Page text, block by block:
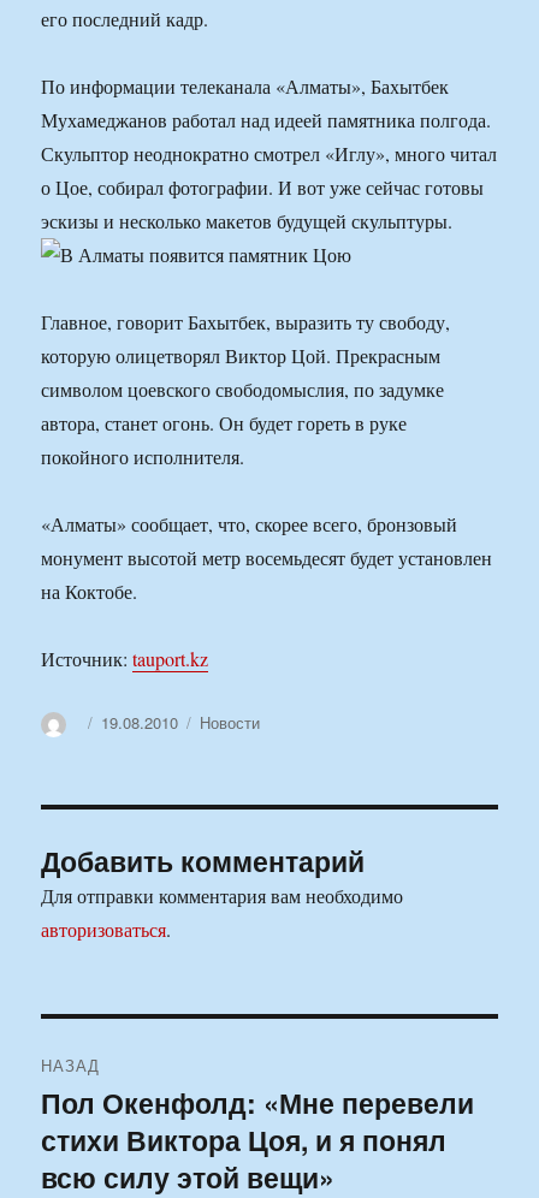
его последний кадр.
По информации телеканала «Алматы», Бахытбек
Мухамеджанов работал над идеей памятника полгода.
Скульптор неоднократно смотрел «Иглу», много читал
о Цое, собирал фотографии. И вот уже сейчас готовы
эскизы и несколько макетов будущей скульптуры.
Главное, говорит Бахытбек, выразить ту свободу,
которую олицетворял Виктор Цой. Прекрасным
символом цоевского свободомыслия, по задумке
автора, станет огонь. Он будет гореть в руке
покойного исполнителя.
«Алматы» сообщает, что, скорее всего, бронзовый
монумент высотой метр восемьдесят будет установлен
на Коктобе.
Источник:tauport.kz
АвторОпубликовано
19.08.2010 Рубрики
Новости
Добавить комментарий
Для отправки комментария вам необходимо
авторизоваться.
по
записям
НАЗАД
Предыдущая
запись:
Пол Окенфолд: «Мне перевели
стихи Виктора Цоя, и я понял
всю силу этой вещи»